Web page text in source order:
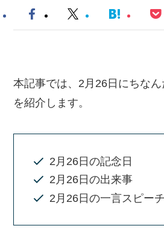
本記事では、2月26日にちな
を紹介します。
2月26日の記念日
2月26日の出来事
2月26日の一言スピー